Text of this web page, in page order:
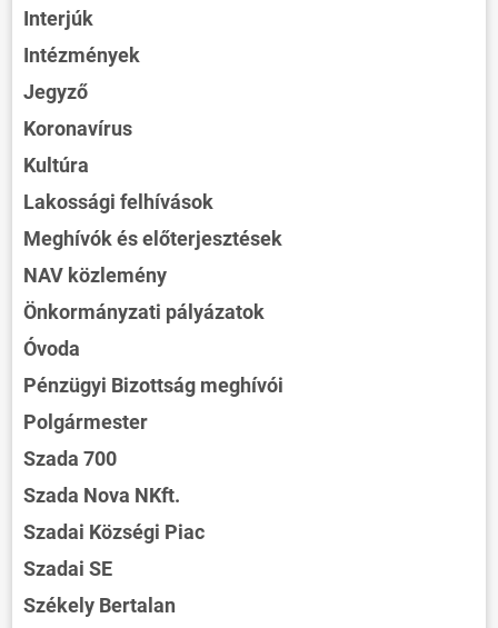
Interjúk
Intézmények
Jegyző
Koronavírus
Kultúra
Lakossági felhívások
Meghívók és előterjesztések
NAV közlemény
Önkormányzati pályázatok
Óvoda
Pénzügyi Bizottság meghívói
Polgármester
Szada 700
Szada Nova NKft.
Szadai Községi Piac
Szadai SE
Székely Bertalan